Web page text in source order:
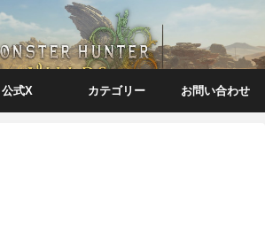
公式X カテゴリー お問い合わせ